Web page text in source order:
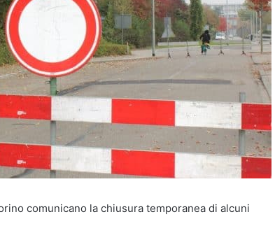
comunicano la chiusura temporanea di alcuni